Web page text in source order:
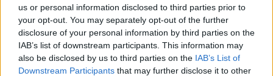
us or personal information disclosed to third parties prior to
your opt-out. You may separately opt-out of the further
disclosure of your personal information by third parties on the
IAB’s list of downstream participants. This information may
also be disclosed by us to third parties on the IAB’s List of
Downstream Participants that may further disclose it to other